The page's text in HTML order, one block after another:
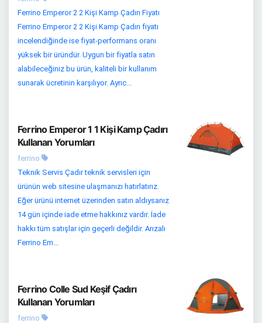
Ferrino Emperor 2 2 Kişi Kamp Çadırı Fiyatı
Ferrino Emperor 2 2 Kişi Kamp Çadırı fiyatı
incelendiğinde ise fiyat-performans oranı
yüksek bir üründür. Uygun bir fiyatla satın
alabileceğiniz bu ürün, kaliteli bir kullanım
sunarak ücretinin karşılıyor. Ayrıc...
Ferrino Emperor 1 1 Kişi Kamp Çadırı
Kullanan Yorumları
ferrino
Teknik Servis Çadır teknik servisleri için
ürünün web sitesine ulaşmanızı hatırlatırız.
Eğer ürünü internet üzerinden satın aldıysanız
14 gün içinde iade etme hakkınız vardır. İade
hakkı tüm satışlar için geçerli değildir. Arızalı
Ferrino Em...
Ferrino Colle Sud Keşif Çadırı
Kullanan Yorumları
ferrino